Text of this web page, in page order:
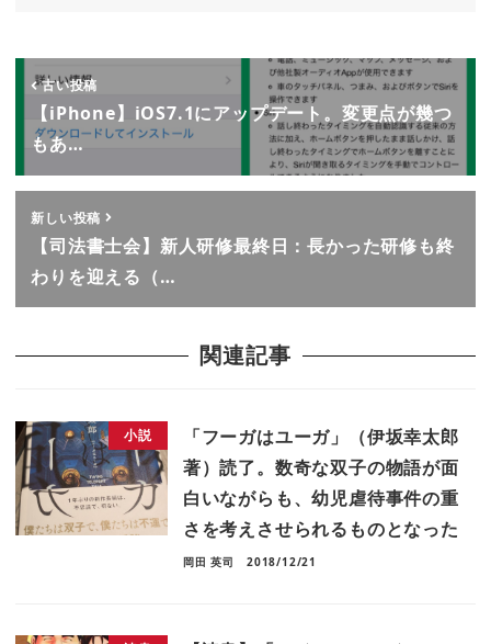
古い投稿
【iPhone】iOS7.1にアップデート。変更点が幾つ
もあ…
新しい投稿
【司法書士会】新人研修最終日：長かった研修も終
わりを迎える（…
関連記事
小説
「フーガはユーガ」（伊坂幸太郎
著）読了。数奇な双子の物語が面
白いながらも、幼児虐待事件の重
さを考えさせられるものとなった
岡田 英司 2018/12/21